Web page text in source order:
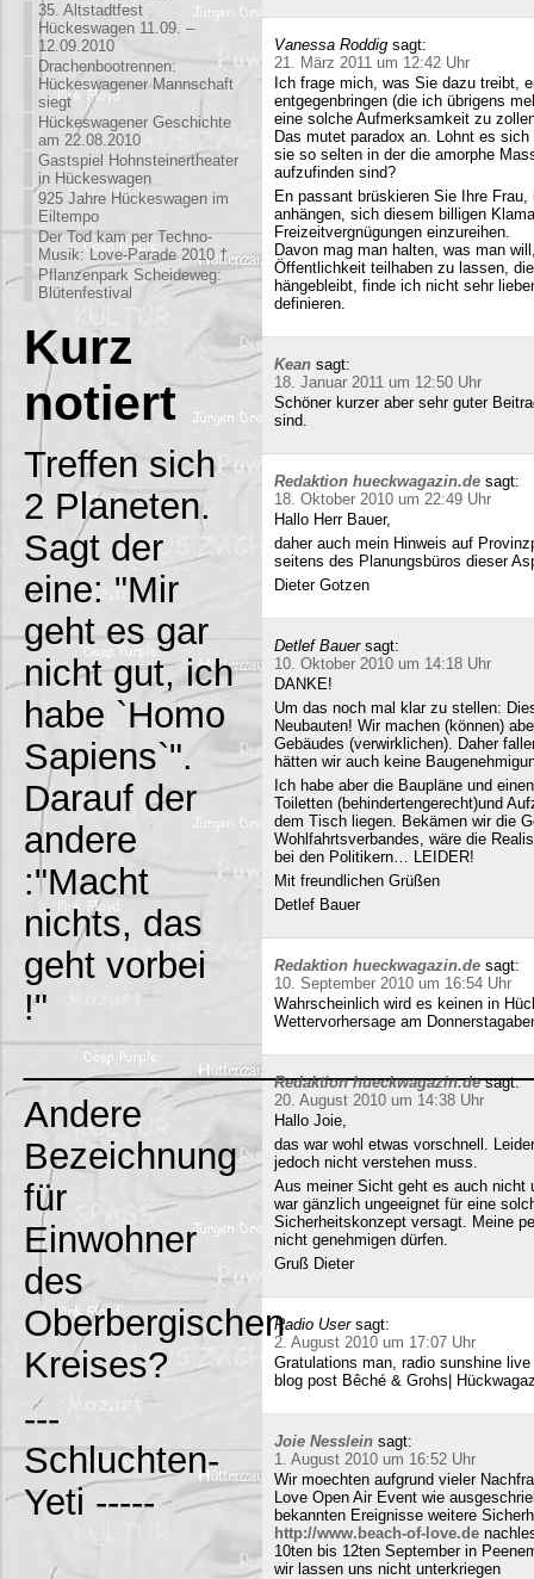
35. Altstadtfest
Hückeswagen 11.09. –
12.09.2010
Drachenbootrennen:
Hückeswagener Mannschaft
siegt
Hückeswagener Geschichte
am 22.08.2010
Gastspiel Hohnsteinertheater
in Hückeswagen
925 Jahre Hückeswagen im
Eiltempo
Der Tod kam per Techno-
Musik: Love-Parade 2010 †
Pflanzenpark Scheideweg:
Blütenfestival
Kurz
notiert
Treffen sich
2 Planeten.
Sagt der
eine: "Mir
geht es gar
nicht gut, ich
habe `Homo
Sapiens`".
Darauf der
andere
:"Macht
nichts, das
geht vorbei
!"
Andere
Bezeichnung
für
Einwohner
des
Oberbergischen
Kreises?
---
Schluchten-
Yeti -----
Vanessa Roddig sagt:
21. März 2011 um 12:42 Uhr
Ich frage mich, was Sie dazu treibt,
entgegenbringen (die ich übrigens
eine solche Aufmerksamkeit zu
Das mutet paradox an. Lohnt es
sie so selten in der die amorphe
aufzufinden sind?
En passant brüskieren Sie Ihre
anhängen, sich diesem billigen
Freizeitvergnügungen einzureihen.
Davon mag man halten, was man
Öffentlichkeit teilhaben zu lassen,
hängebleibt, finde ich nicht sehr
definieren.
Kean sagt:
18. Januar 2011 um 12:50 Uhr
Schöner kurzer aber sehr guter
sind.
Redaktion hueckwagazin.de sagt:
18. Oktober 2010 um 22:49 Uhr
Hallo Herr Bauer,
daher auch mein Hinweis auf
seitens des Planungsbüros dieser
Dieter Gotzen
Detlef Bauer sagt:
10. Oktober 2010 um 14:18 Uhr
DANKE!
Um das noch mal klar zu stellen:
Neubauten! Wir machen (können)
Gebäudes (verwirklichen). Daher
hätten wir auch keine
Ich habe aber die Baupläne und
Toiletten (behindertengerecht)und
dem Tisch liegen. Bekämen wir die
Wohlfahrtsverbandes, wäre die
bei den Politikern… LEIDER!
Mit freundlichen Grüßen
Detlef Bauer
Redaktion hueckwagazin.de sagt:
10. September 2010 um 16:54 Uhr
Wahrscheinlich wird es keinen in
Wettervorhersage am
Redaktion hueckwagazin.de sagt:
20. August 2010 um 14:38 Uhr
Hallo Joie,
das war wohl etwas vorschnell.
jedoch nicht verstehen muss.
Aus meiner Sicht geht es auch nicht
war gänzlich ungeeignet für eine
Sicherheitskonzept versagt. Meine
nicht genehmigen dürfen.
Gruß Dieter
Radio User sagt:
2. August 2010 um 17:07 Uhr
Gratulations man, radio sunshine
blog post Bêché & Grohs|
Joie Nesslein sagt:
1. August 2010 um 16:52 Uhr
Wir moechten aufgrund vieler
Love Open Air Event wie
bekannten Ereignisse weitere
http://www.beach-of-love.de
10ten bis 12ten September in
wir lassen uns nicht unterkriegen